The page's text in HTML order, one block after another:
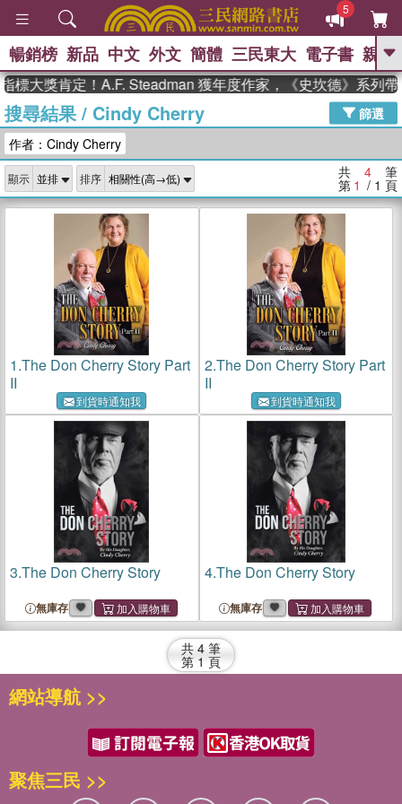
5
GO
熱搜： 高希均教授回憶錄
、 The Odyssey 、 父親節 、 如果歷
獎 臺灣漫遊錄 、 方念華 、 台灣的李
登輝時代
數學女孩：黎曼猜想 、
偉大的迷走神經
暢銷榜 新品 中文 外文 簡體 三民東大 電子書 親子
標大獎肯定！A.F. Steadman 獲年度作家，《史坎德》系列帶
搜尋結果/ Cindy Cherry
篩選
作者：Cindy Cherry
顯示 排序 共 4 筆
第 1 / 1 頁
1.The Don Cherry Story Part
II
到貨時通知我
2.The Don Cherry Story Part
II
到貨時通知我
3.The Don Cherry Story
無庫存
4.The Don Cherry Story
無庫存
共 4 筆
第 1 頁
網站導航 >>
聚焦三民 >>